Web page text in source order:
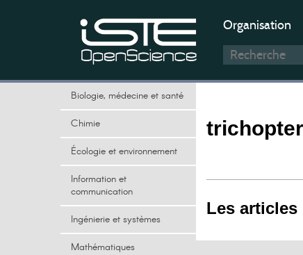
Organisation
Biologie, médecine et santé
Chimie
Écologie et environnement
Information et
communication
Ingénierie et systèmes
Mathématiques
Les articles